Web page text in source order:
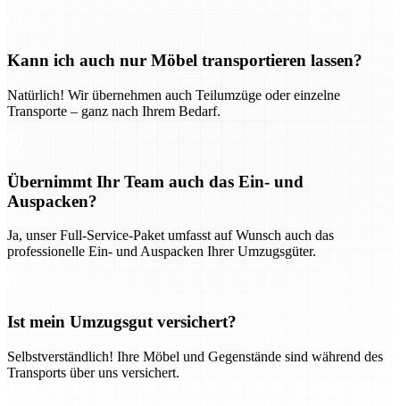
Kann ich auch nur Möbel transportieren lassen?
Natürlich! Wir übernehmen auch Teilumzüge oder einzelne
Transporte – ganz nach Ihrem Bedarf.
Übernimmt Ihr Team auch das Ein- und
Auspacken?
Ja, unser Full-Service-Paket umfasst auf Wunsch auch das
professionelle Ein- und Auspacken Ihrer Umzugsgüter.
Ist mein Umzugsgut versichert?
Selbstverständlich! Ihre Möbel und Gegenstände sind während des
Transports über uns versichert.